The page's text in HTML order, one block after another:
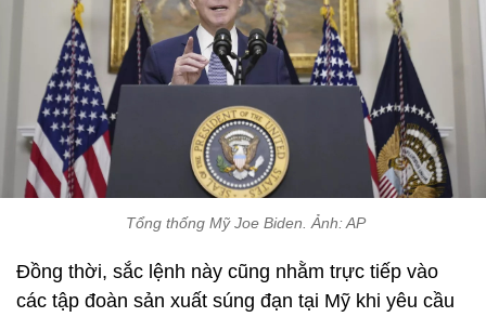
Tổng thống Mỹ Joe Biden. Ảnh: AP
Đồng thời, sắc lệnh này cũng nhằm trực tiếp vào
các tập đoàn sản xuất súng đạn tại Mỹ khi yêu cầu